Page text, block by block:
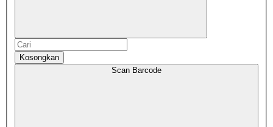
Kosongkan
Scan Barcode